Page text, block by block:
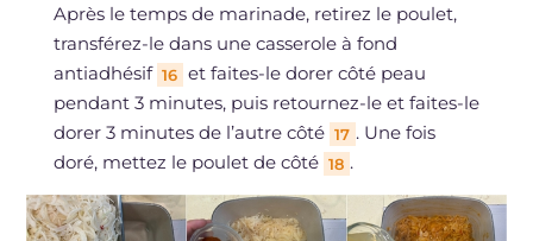
Après le temps de marinade, retirez le poulet,
transférez-le dans une casserole à fond
antiadhésif 16 et faites-le dorer côté peau
pendant 3 minutes, puis retournez-le et faites-le
dorer 3 minutes de l’autre côté 17 . Une fois
doré, mettez le poulet de côté 18 .